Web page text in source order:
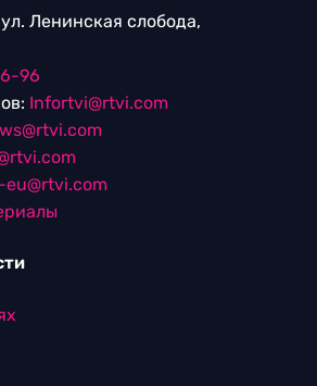
Ленинская слобода,
96
Infortvi@rtvi.com